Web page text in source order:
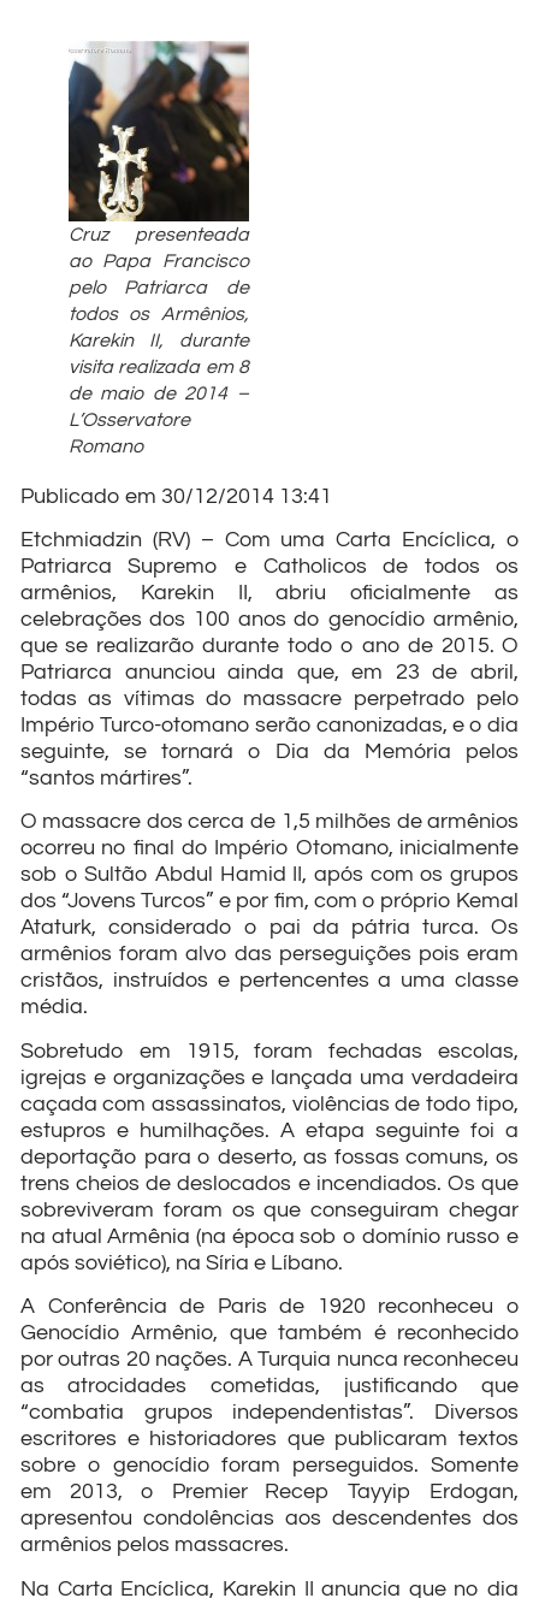
Cruz presenteada
ao Papa Francisco
pelo Patriarca de
todos os Armênios,
Karekin II, durante
visita realizada em 8
de maio de 2014 –
L’Osservatore
Romano
Publicado em 30/12/2014 13:41
Etchmiadzin (RV) – Com uma Carta Encíclica, o
Patriarca Supremo e Catholicos de todos os
armênios, Karekin II, abriu oficialmente as
celebrações dos 100 anos do genocídio armênio,
que se realizarão durante todo o ano de 2015. O
Patriarca anunciou ainda que, em 23 de abril,
todas as vítimas do massacre perpetrado pelo
Império Turco-otomano serão canonizadas, e o dia
seguinte, se tornará o Dia da Memória pelos
“santos mártires”.
O massacre dos cerca de 1,5 milhões de armênios
ocorreu no final do Império Otomano, inicialmente
sob o Sultão Abdul Hamid II, após com os grupos
dos “Jovens Turcos” e por fim, com o próprio Kemal
Ataturk, considerado o pai da pátria turca. Os
armênios foram alvo das perseguições pois eram
cristãos, instruídos e pertencentes a uma classe
média.
Sobretudo em 1915, foram fechadas escolas,
igrejas e organizações e lançada uma verdadeira
caçada com assassinatos, violências de todo tipo,
estupros e humilhações. A etapa seguinte foi a
deportação para o deserto, as fossas comuns, os
trens cheios de deslocados e incendiados. Os que
sobreviveram foram os que conseguiram chegar
na atual Armênia (na época sob o domínio russo e
após soviético), na Síria e Líbano.
A Conferência de Paris de 1920 reconheceu o
Genocídio Armênio, que também é reconhecido
por outras 20 nações. A Turquia nunca reconheceu
as atrocidades cometidas, justificando que
“combatia grupos independentistas”. Diversos
escritores e historiadores que publicaram textos
sobre o genocídio foram perseguidos. Somente
em 2013, o Premier Recep Tayyip Erdogan,
apresentou condolências aos descendentes dos
armênios pelos massacres.
Na Carta Encíclica, Karekin II anuncia que no dia